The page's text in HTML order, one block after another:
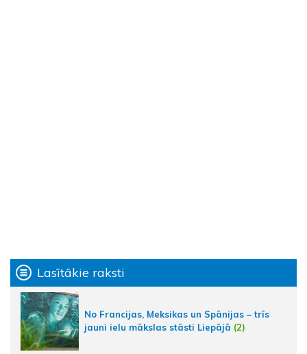
Lasītākie raksti
No Francijas, Meksikas un Spānijas – trīs
jauni ielu mākslas stāsti Liepājā (2)